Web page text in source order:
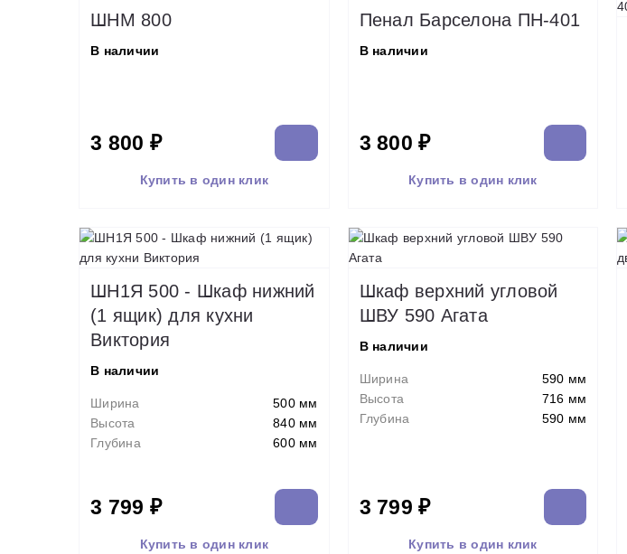
ШНМ 800
В наличии
3 800 ₽
Купить в один клик
Пенал Барселона ПН-401
В наличии
3 800 ₽
Купить в один клик
ШН1Я 500 - Шкаф нижний
(1 ящик) для кухни
Виктория
В наличии
Ширина
500 мм
Высота
840 мм
Глубина
600 мм
3 799 ₽
Купить в один клик
Шкаф верхний угловой
ШВУ 590 Агата
В наличии
Ширина
590 мм
Высота
716 мм
Глубина
590 мм
3 799 ₽
Купить в один клик